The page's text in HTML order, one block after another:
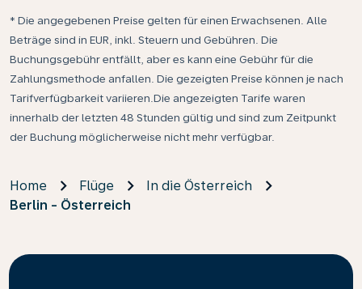
* Die angegebenen Preise gelten für einen Erwachsenen. Alle
Beträge sind in EUR, inkl. Steuern und Gebühren. Die
Buchungsgebühr entfällt, aber es kann eine Gebühr für die
Zahlungsmethode anfallen. Die gezeigten Preise können je nach
Tarifverfügbarkeit variieren.Die angezeigten Tarife waren
innerhalb der letzten 48 Stunden gültig und sind zum Zeitpunkt
der Buchung möglicherweise nicht mehr verfügbar.
Home Flüge
In die Österreich
Berlin - Österreich